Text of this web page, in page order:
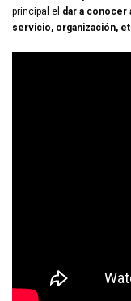
principal el dar a conocer
servicio, organización,